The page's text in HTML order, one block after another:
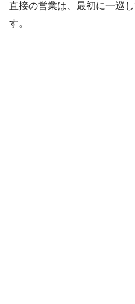
直接の営業は、最初に一巡
す。